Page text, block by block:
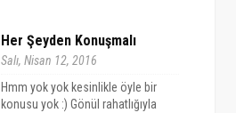
Her Şeyden Konuşmalı
Salı, Nisan 12, 2016
Hmm yok yok kesinlikle öyle bir
konusu yok :) Gönül rahatlığıyla